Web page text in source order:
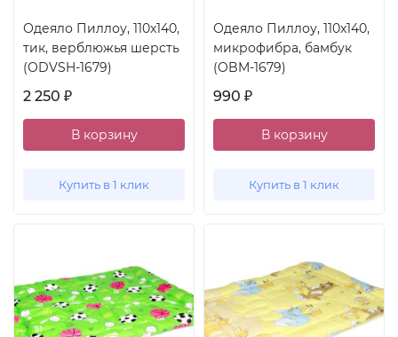
Одеяло Пиллоу, 110x140,
тик, верблюжья шерсть
(ODVSH-1679)
2 250 ₽
В корзину
Купить в 1 клик
Одеяло Пиллоу, 110x140,
микрофибра, бамбук
(OBM-1679)
990 ₽
В корзину
Купить в 1 клик